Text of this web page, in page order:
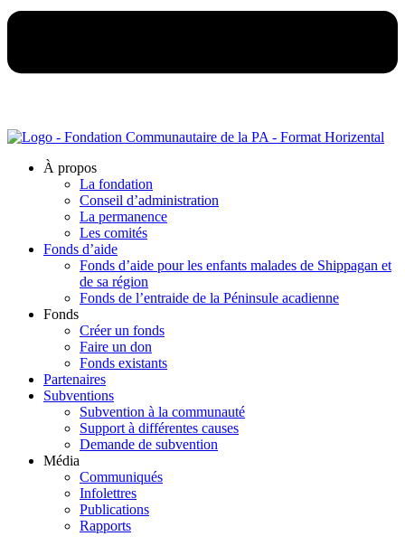
À propos
La fondation
Conseil d’administration
La permanence
Les comités
Fonds d’aide
Fonds d’aide pour les enfants malades de Shippagan et
de sa région
Fonds de l’entraide de la Péninsule acadienne
Fonds
Créer un fonds
Faire un don
Fonds existants
Partenaires
Subventions
Subvention à la communauté
Support à différentes causes
Demande de subvention
Média
Communiqués
Infolettres
Publications
Rapports